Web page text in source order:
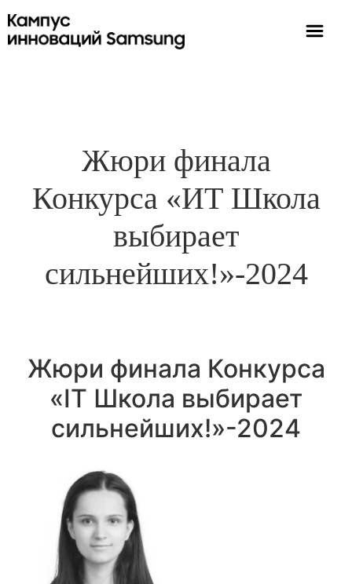
Жюри финала
Конкурса «ИТ Школа
выбирает
сильнейших!»-2024
Жюри финала Конкурса
«IT Школа выбирает
сильнейших!»-2024